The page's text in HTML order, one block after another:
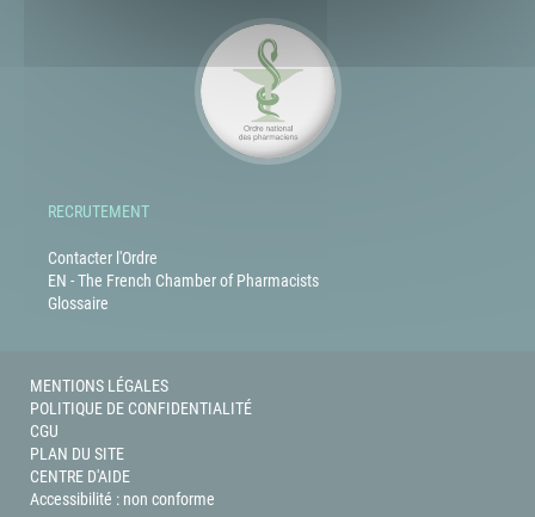
RECRUTEMENT
Contacter l'Ordre
EN - The French Chamber of Pharmacists
Glossaire
MENTIONS LÉGALES
POLITIQUE DE CONFIDENTIALITÉ
CGU
PLAN DU SITE
CENTRE D'AIDE
Accessibilité : non conforme